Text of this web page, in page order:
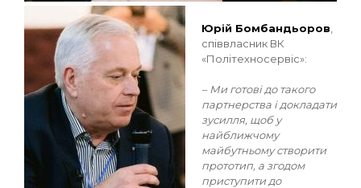
Юрій Бомбандьоров
співвласник ВК
«Політехносервіс»:
– Ми готові до такого
партнерства і докладати
зусилля, щоб у
найближчому
майбутньому створити
прототип, а згодом
приступити до